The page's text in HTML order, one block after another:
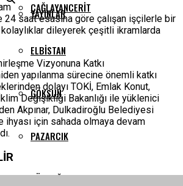
YAYINLAR
ÇAĞLAYANCERIT
ELBISTAN
GÖKSUN
PAZARCIK
TÜRKOĞLU
24 saat esasına göre çalışan işçilerle bir
kolaylıklar dileyerek çeşitli ikramlarda
Vizyonuna Katkı
yapılanma sürecine önemli katkı
dolayı TOKİ, Emlak Konut,
Değişikliği Bakanlığı ile yüklenici
Akpınar, Dulkadiroğlu Belediyesi
ihyası için sahada olmaya devam